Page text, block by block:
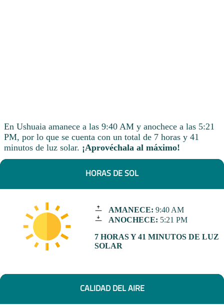
En Ushuaia amanece a las 9:40 AM y anochece a las 5:21
PM, por lo que se cuenta con un total de 7 horas y 41
minutos de luz solar. ¡Aprovéchala al máximo!
HORAS DE SOL
AMANECE: 9:40 AM
ANOCHECE: 5:21 PM
7 HORAS Y 41 MINUTOS DE LUZ
SOLAR
CALIDAD DEL AIRE